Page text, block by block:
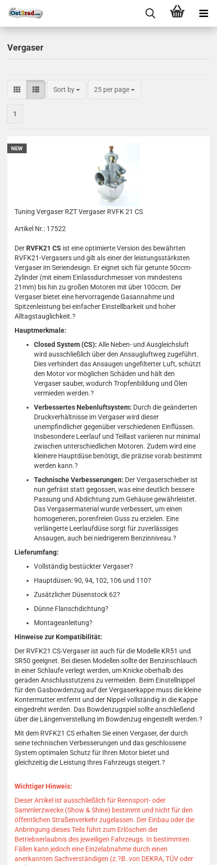
Vergaser
Sort by 25 per page
1
NEW
Tuning Vergaser RZT Vergaser RVFK 21 CS
Artikel Nr.: 17522
Der RVFK21 CS ist eine optimierte Version des bewährten
RVFK21-Vergasers und gilt als einer der leistungsstärksten
Vergaser im Seriendesign. Er eignet sich für getunte 50ccm-
Zylinder (mit einem Einlassdurchmesser von mindestens
21mm) bis hin zu großen Motoren mit über 100ccm. Der
Vergaser bietet eine hervorragende Gasannahme und
Spitzenleistung bei einfacher Einstellbarkeit und hoher
Alltagstauglichkeit.?
Hauptmerkmale:
Closed System (CS): Alle Neben- und Ausgleichsluft
wird ausschließlich über den Ansaugluftweg zugeführt.
Dies verhindert das Ansaugen ungefilterter Luft, schützt
den Motor vor möglichen Schäden und hält den
Vergaser sauber, wodurch Tropfenbildung und Ölen
vermieden werden.?
Verbessertes Nebenluftsystem: Durch die geänderten
Druckverhältnisse im Vergaser wird dieser
unempfindlicher gegenüber verschiedenen Einflüssen.
Insbesondere Leerlauf und Teillast variieren nur minimal
zwischen unterschiedlichen Motoren. Zudem wird eine
kleinere Hauptdüse benötigt, die präzise vorab bestimmt
werden kann.?
Technische Verbesserungen: Der Vergaserschieber ist
nun gefräst statt gegossen, was eine deutlich bessere
Passung und Abdichtung zum Gehäuse gewährleistet.
Das Vergasermaterial wurde verbessert, um einen
homogeneren, porenfreien Guss zu erzielen. Eine
verlängerte Leerlaufdüse sorgt für zuverlässiges
Ansaugen, auch bei niedrigerem Benzinniveau.?
Lieferumfang:
Vollständig bestückter Vergaser?
Hauptdüsen: 90, 94, 102, 106 und 110?
Zusätzlicher Düsenstock 62?
Dünne Flanschdichtung?
Montageanleitung?
Hinweise zur Kompatibilität:
Der RVFK21 CS-Vergaser ist auch für die Modelle KR51 und
SR50 geeignet. Bei diesen Modellen sollte der Benzinschlauch
in einer Schlaufe verlegt werden, um Knicke oberhalb des
geraden Anschlusstutzens zu vermeiden. Beim Einstellnippel
für den Gasbowdenzug auf der Vergaserkappe muss die kleine
Kontermutter entfernt und der Nippel vollständig in die Kappe
eingedreht werden. Das Bowdenzugspiel sollte anschließend
über die Längenverstellung im Bowdenzug eingestellt werden.?
Mit dem RVFK21 CS erhalten Sie einen Vergaser, der durch
seine technischen Verbesserungen und das geschlossene
System optimalen Schutz für Ihren Motor bietet und
gleichzeitig die Leistung Ihres Fahrzeugs steigert.?
Wichtiger Hinweis:
Dieser Artikel ist ausschließlich für Rennsport- oder
Sammlerzwecke (Show & Shine) bestimmt und nicht für den
öffentlichen Straßenverkehr zugelassen. Der Einbau oder die
Anbringung dieses Teils führt zum Erlöschen der
Betriebserlaubnis des jeweiligen Fahrzeugs. In bestimmten
Fällen kann jedoch eine Einzelabnahme durch einen
anerkannten Sachverständigen (z.?B. von DEKRA, TÜV oder